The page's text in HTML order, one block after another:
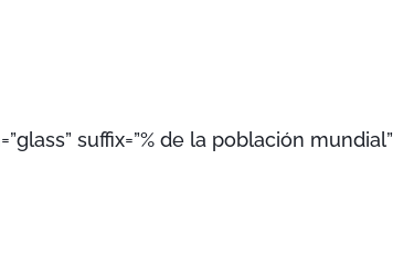
suffix=”% de la población mundial”